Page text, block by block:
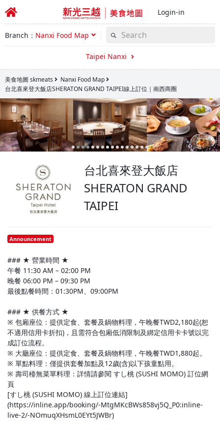
Login-in
Branch： Nanxi Food Map
Taipei Nanxi
美食地圖 skmeats
Nanxi Food Map
台北喜來登大飯店SHERATON GRAND TAIPEI線上訂位｜南西商圈
台北喜來登大飯店
SHERATON GRAND
TAIPEI
Announcement
### ★ 營業時間 ★
午餐 11:30 AM – 02:00 PM
晚餐 06:00 PM – 09:30 PM
最後點餐時間：01:30PM、09:00PM
### ★ 供餐方式 ★
※ 包廂座位：提供定食、套餐及鍋物料理，午晚餐TWD2,180起(恕
不適用信用卡折扣)，且需符合包廂低消限制及綁定信用卡卡號以完
成訂位流程。
※ 大廳座位：提供定食、套餐及鍋物料理，午晚餐TWD1,880起。
※ 單點料理：僅提供套餐加點及12歲(含)以下孩童點用。
※ 壽司檯無菜單料理：詳情請參閱 すし桃 (SUSHI MOMO) 訂位網
頁
[すし桃 (SUSHI MOMO) 線上訂位連結]
(https://inline.app/booking/-MtgMKcBWs858vj5Q_P0:inline-
live-2/-NOmuqXHsmL0EYt5JWBr)